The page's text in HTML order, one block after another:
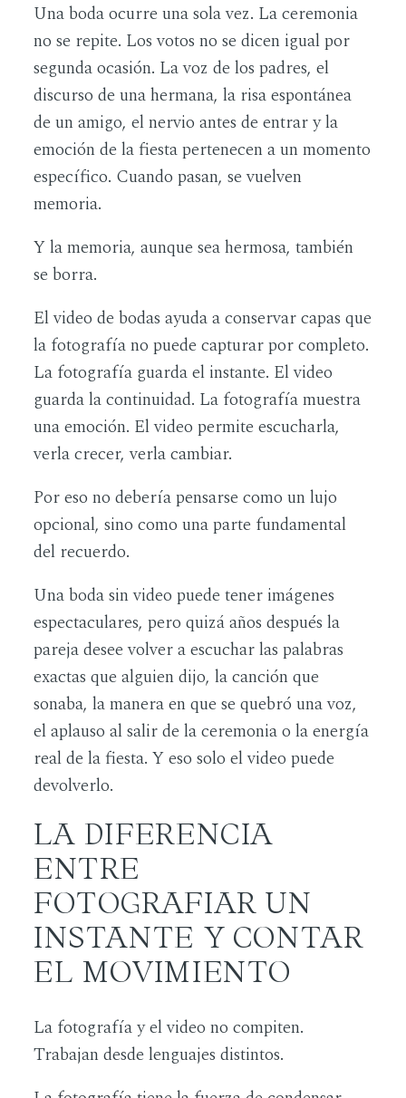
Una boda ocurre una sola vez. La ceremonia
no se repite. Los votos no se dicen igual por
segunda ocasión. La voz de los padres, el
discurso de una hermana, la risa espontánea
de un amigo, el nervio antes de entrar y la
emoción de la fiesta pertenecen a un momento
específico. Cuando pasan, se vuelven
memoria.
Y la memoria, aunque sea hermosa, también
se borra.
El video de bodas ayuda a conservar capas que
la fotografía no puede capturar por completo.
La fotografía guarda el instante. El video
guarda la continuidad. La fotografía muestra
una emoción. El video permite escucharla,
verla crecer, verla cambiar.
Por eso no debería pensarse como un lujo
opcional, sino como una parte fundamental
del recuerdo.
Una boda sin video puede tener imágenes
espectaculares, pero quizá años después la
pareja desee volver a escuchar las palabras
exactas que alguien dijo, la canción que
sonaba, la manera en que se quebró una voz,
el aplauso al salir de la ceremonia o la energía
real de la fiesta. Y eso solo el video puede
devolverlo.
LA DIFERENCIA
ENTRE
FOTOGRAFIAR UN
INSTANTE Y CONTAR
EL MOVIMIENTO
La fotografía y el video no compiten.
Trabajan desde lenguajes distintos.